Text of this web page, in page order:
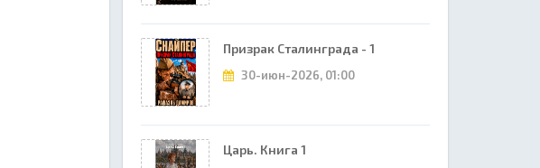
Призрак Сталинграда - 1
30-июн-2026, 01:00
Царь. Книга 1